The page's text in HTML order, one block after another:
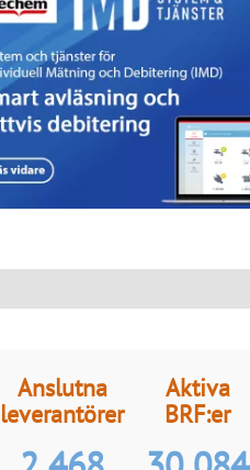
Anslutna
leverantörer
Aktiva
BRF:er